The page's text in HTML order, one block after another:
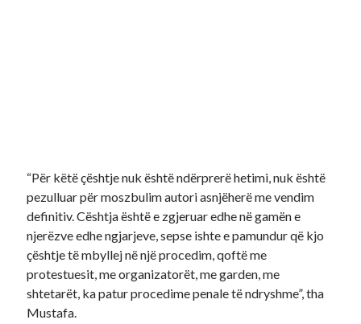
“Për këtë çështje nuk është ndërprerë hetimi, nuk është
pezulluar për moszbulim autori asnjëherë me vendim
definitiv. Cështja është e zgjeruar edhe në gamën e
njerëzve edhe ngjarjeve, sepse ishte e pamundur që kjo
çështje të mbyllej në një procedim, qoftë me
protestuesit, me organizatorët, me garden, me
shtetarët, ka patur procedime penale të ndryshme”, tha
Mustafa.